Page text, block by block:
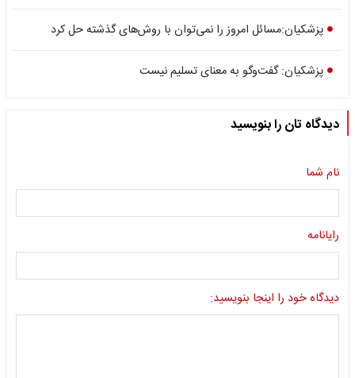
پزشکیان:مسائل امروز را نمی‌توان با روش‌های گذشته حل کرد
پزشکیان: گفت‌وگو به معنای تسلیم نیست
دیدگاه تان را بنویسید
نام شما
رایانامه
دیدگاه خود را اینجا بنویسید: